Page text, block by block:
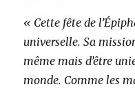
« Cette fête de
universelle. Sa
même mais d’être
monde. Comme les